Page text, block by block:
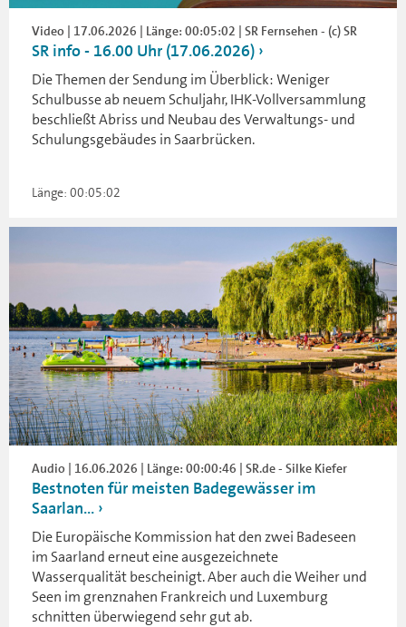
Video | 17.06.2026 | Länge: 00:05:02 | SR Fernsehen - (c) SR
SR info - 16.00 Uhr (17.06.2026)
Die Themen der Sendung im Überblick: Weniger
Schulbusse ab neuem Schuljahr, IHK-Vollversammlung
beschließt Abriss und Neubau des Verwaltungs- und
Schulungsgebäudes in Saarbrücken.
Länge: 00:05:02
Audio | 16.06.2026 | Länge: 00:00:46 | SR.de - Silke Kiefer
Bestnoten für meisten Badegewässer im
Saarlan...
Die Europäische Kommission hat den zwei Badeseen
im Saarland erneut eine ausgezeichnete
Wasserqualität bescheinigt. Aber auch die Weiher und
Seen im grenznahen Frankreich und Luxemburg
schnitten überwiegend sehr gut ab.